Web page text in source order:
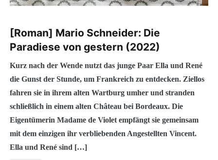
[Roman] Mario Schneider: Die
Paradiese von gestern (2022)
Kurz nach der Wende nutzt das junge Paar Ella und René
die Gunst der Stunde, um Frankreich zu entdecken. Ziellos
fahren sie in ihrem alten Wartburg umher und stranden
schließlich in einem alten Château bei Bordeaux. Die
Eigentümerin Madame de Violet empfängt sie gemeinsam
mit dem einzigen ihr verbliebenden Angestellten Vincent.
Ella und René sind […]